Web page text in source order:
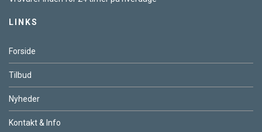
LINKS
Forside
Tilbud
Nyheder
Kontakt & Info